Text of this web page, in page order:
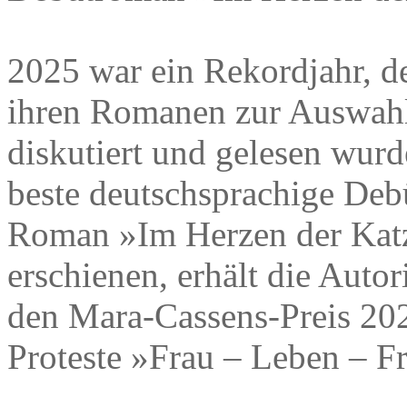
2025 war ein Rekordjahr,
ihren Romanen zur
diskutiert und gelesen
beste deutschsprachige
Roman »Im Herzen der
erschienen, erhält die
den Mara-Cassens-Preis
Proteste »Frau – Leben –